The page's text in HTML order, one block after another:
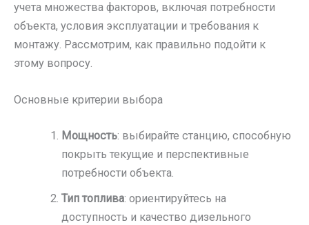
учета множества факторов, включая потребности
объекта, условия эксплуатации и требования к
монтажу. Рассмотрим, как правильно подойти к
этому вопросу.
Основные критерии выбора
Мощность: выбирайте станцию, способную
покрыть текущие и перспективные
потребности объекта.
Тип топлива: ориентируйтесь на
доступность и качество дизельного